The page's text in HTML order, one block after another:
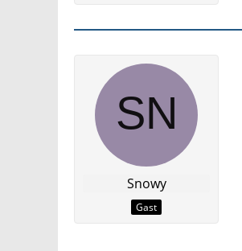
Snowy
Gast